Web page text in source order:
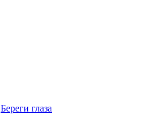
Береги глаза